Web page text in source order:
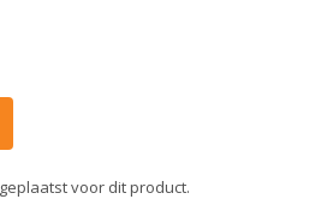
voor dit product.